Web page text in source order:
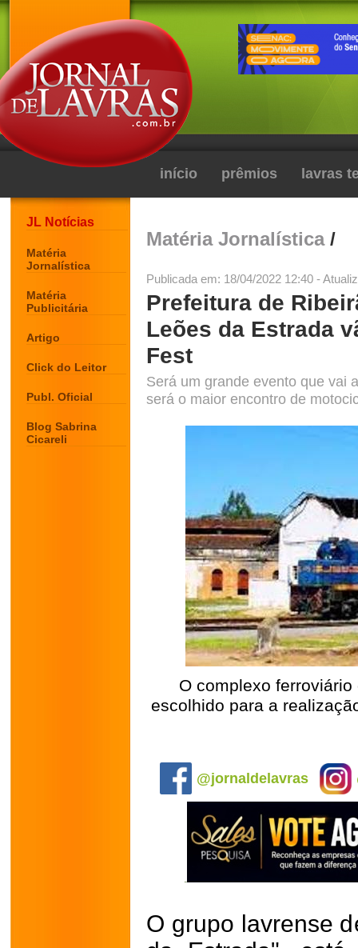
início prêmios lavras
JL Notícias
Matéria
Jornalística
Matéria
Publicitária
Artigo
Click do Leitor
Publ. Oficial
Blog Sabrina
Cicareli
Matéria Jornalística/
Publicada em: 18/04/2022 12:40 -
Prefeitura de
Leões da Estrada
Fest
Será um grande evento que vai
será o maior encontro de
O complexo
escolhido para a
@jornaldelavras
O grupo lavrense